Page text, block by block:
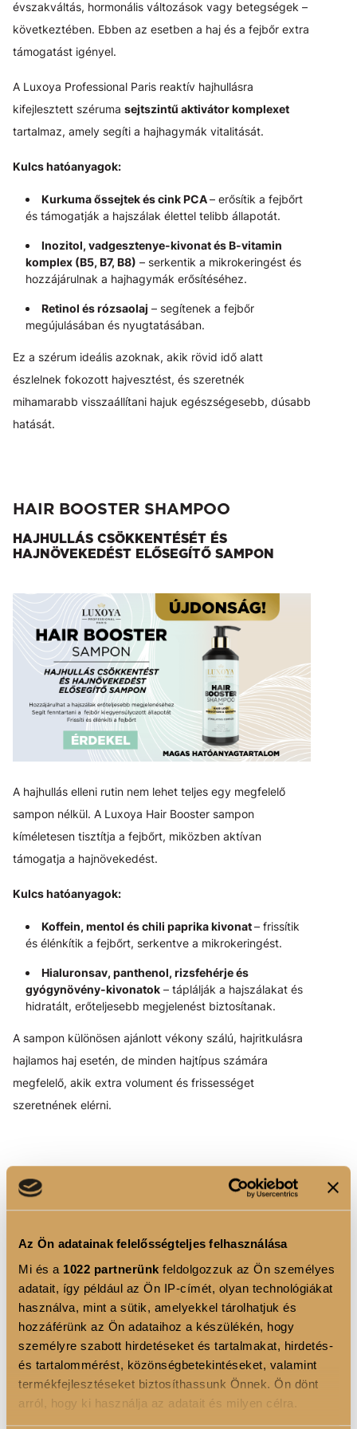
Az Ön adatainak felelősségteljes felhasználása
Mi és a 1022 partnerünk feldolgozzuk az Ön személyes
adatait, így például az Ön IP-címét, olyan technológiákat
használva, mint a sütik, amelyekkel tárolhatjuk és
hozzáférünk az Ön adataihoz a készülékén, hogy
személyre szabott hirdetéseket és tartalmakat, hirdetés-
és tartalommérést, közönségbetekintéseket, valamint
termékfejlesztéseket biztosíthassunk Önnek. Ön dönt
arról, hogy ki használja az adatait és milyen célra.
évszakváltás, hormonális változások vagy betegségek –
következtében. Ebben az esetben a haj és a fejbőr extra
támogatást igényel.
A Luxoya Professional Paris reaktív hajhullásra
kifejlesztett széruma sejtszintű aktivátor komplexet
tartalmaz, amely segíti a hajhagymák vitalitását.
Kulcs hatóanyagok:
Kurkuma őssejtek és cink PCA– erősítik a fejbőrt
és támogatják a hajszálak élettel telibb állapotát.
Inozitol, vadgesztenye-kivonat és B-vitamin
komplex (B5, B7, B8) – serkentik a mikrokeringést és
hozzájárulnak a hajhagymák erősítéséhez.
Retinol és rózsaolaj – segítenek a fejbőr
megújulásában és nyugtatásában.
Ez a szérum ideális azoknak, akik rövid idő alatt
észlelnek fokozott hajvesztést, és szeretnék
mihamarabb visszaállítani hajuk egészségesebb, dúsabb
hatását.
HAIR BOOSTER SHAMPOO
HAJHULLÁS CSÖKKENTÉSÉT ÉS
HAJNÖVEKEDÉST ELŐSEGÍTŐ SAMPON
A hajhullás elleni rutin nem lehet teljes egy megfelelő
sampon nélkül. A Luxoya Hair Booster sampon
kíméletesen tisztítja a fejbőrt, miközben aktívan
támogatja a hajnövekedést.
Kulcs hatóanyagok:
Koffein, mentol és chili paprika kivonat– frissítik
és élénkítik a fejbőrt, serkentve a mikrokeringést.
Hialuronsav, panthenol, rizsfehérje és
gyógynövény-kivonatok – táplálják a hajszálakat és
hidratált, erőteljesebb megjelenést biztosítanak.
A sampon különösen ajánlott vékony szálú, hajritkulásra
hajlamos haj esetén, de minden hajtípus számára
megfelelő, akik extra volument és frissességet
szeretnének elérni.
HOGYAN ÉPÍTSD BE A HAIR
BOOSTER TERMÉKEKET A
hogy a hatóanyagok jobban felszívódjanak.
Válaszd a megfelelő szérumot– progresszív
hajhullás esetén a Progressive Serumot, átmeneti,
stressz okozta hajhullás esetén a Reactive Serumot.
Rendszeresség a kulcs– a hajhullás elleni
megoldások akkor a leghatékonyabbak, ha hosszú
távon, következetesen használjuk őket.